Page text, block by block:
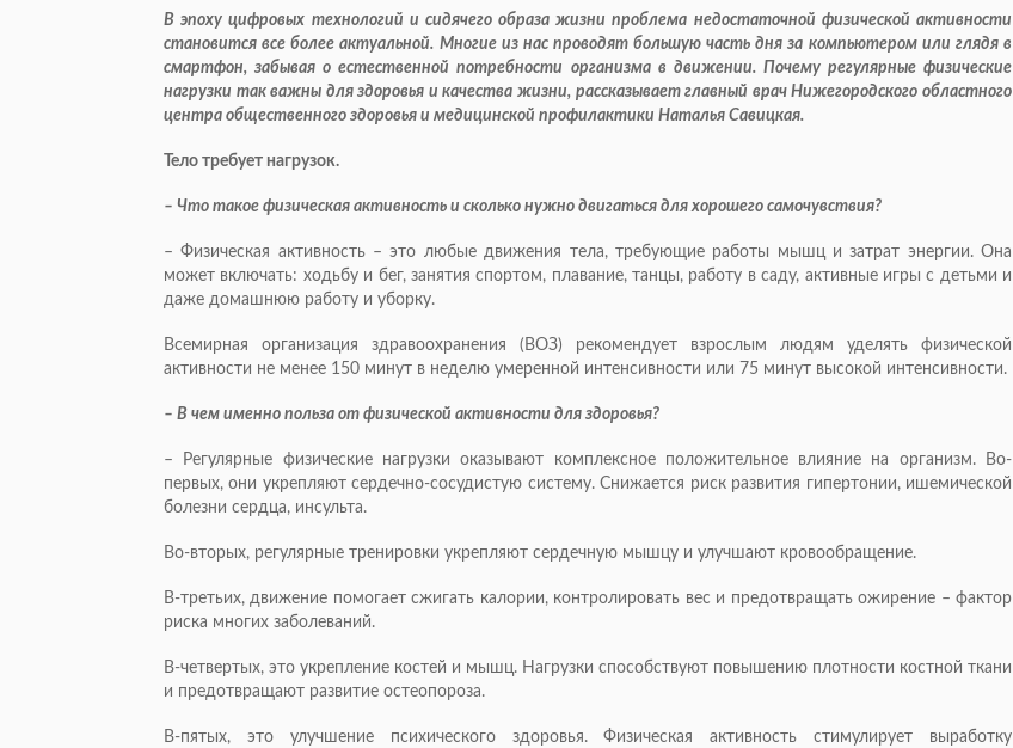
В эпоху цифровых технологий и сидячего образа жизни проблема недостаточной физической активности
становится все более актуальной. Многие из нас проводят большую часть дня за компьютером или глядя в
смартфон, забывая о естественной потребности организма в движении. Почему регулярные физические
нагрузки так важны для здоровья и качества жизни, рассказывает главный врач Нижегородского областного
центра общественного здоровья и медицинской профилактики Наталья Савицкая.
Тело требует нагрузок.
– Что такое физическая активность и сколько нужно двигаться для хорошего самочувствия?
– Физическая активность – это любые движения тела, требующие работы мышц и затрат энергии. Она
может включать: ходьбу и бег, занятия спортом, плавание, танцы, работу в саду, активные игры с детьми и
даже домашнюю работу и уборку.
Всемирная организация здравоохранения (ВОЗ) рекомендует взрослым людям уделять физической
активности не менее 150 минут в неделю умеренной интенсивности или 75 минут высокой интенсивности.
– В чем именно польза от физической активности для здоровья?
– Регулярные физические нагрузки оказывают комплексное положительное влияние на организм. Во-
первых, они укрепляют сердечно-сосудистую систему. Снижается риск развития гипертонии, ишемической
болезни сердца, инсульта.
Во-вторых, регулярные тренировки укрепляют сердечную мышцу и улучшают кровообращение.
В-третьих, движение помогает сжигать калории, контролировать вес и предотвращать ожирение – фактор
риска многих заболеваний.
В-четвертых, это укрепление костей и мышц. Нагрузки способствуют повышению плотности костной ткани
и предотвращают развитие остеопороза.
В-пятых, это улучшение психического здоровья. Физическая активность стимулирует выработку